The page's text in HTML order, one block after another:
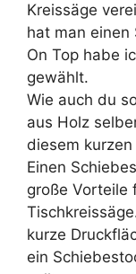
Kreissäge
hat man einen
On Top habe
gewählt.
Wie auch du
aus Holz
diesem
Einen
große Vorteile
kurze
ein